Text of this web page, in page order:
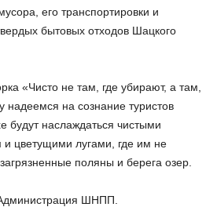
его транспортировки и
бытовых отходов Шацкого
«Чисто не там, где убирают, а там,
надеемся на сознание туристов
будут наслаждаться чистыми
цветущими лугами, где им не
поляны и берега озер.
ШНПП.